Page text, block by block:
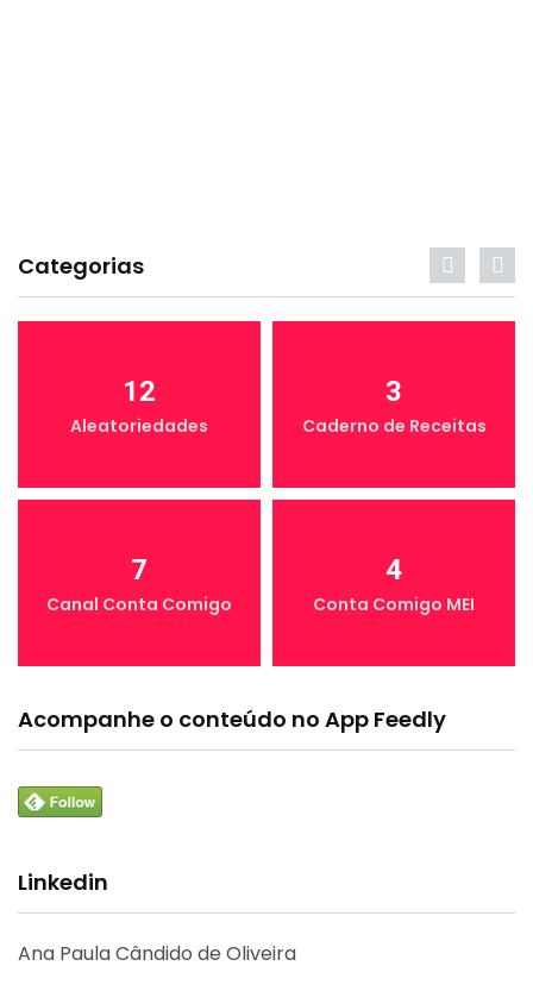
Categorias
12
Aleatoriedades
3
Caderno de Receitas
7
Canal Conta Comigo
4
Conta Comigo MEI
Acompanhe o conteúdo no App Feedly
Linkedin
Ana Paula Cândido de Oliveira